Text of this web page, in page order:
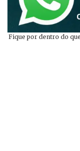
Fique por dentro do